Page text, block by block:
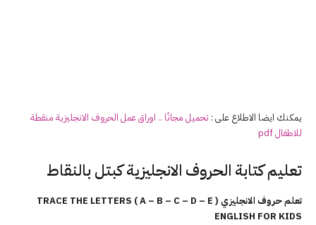
يمكنك ايضا الاطلاع على : تحميل مجانًا .. اوراق عمل الحروف الانجليزية منقطة
للاطفال pdf
تعليم كتابة الحروف الانجليزية كبتل بالنقاط
تعلم حروف الانجليزي ( A – B – C – D – E ) TRACE THE LETTERS
ENGLISH FOR KIDS